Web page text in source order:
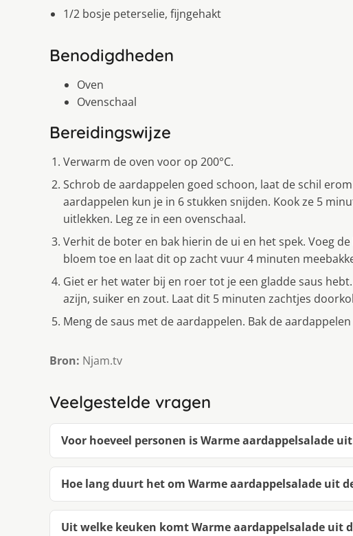
1/2 bosje peterselie, fijngehakt
Benodigdheden
Oven
Ovenschaal
Bereidingswijze
Verwarm de oven voor op 200°C.
Schrob de aardappelen goed schoon, laat de schil
aardappelen kun je in 6 stukken snijden. Kook ze 5
uitlekken. Leg ze in een ovenschaal.
Verhit de boter en bak hierin de ui en het spek. Voeg
bloem toe en laat dit op zacht vuur 4 minuten
Giet er het water bij en roer tot je een gladde saus
azijn, suiker en zout. Laat dit 5 minuten zachtjes
Meng de saus met de aardappelen. Bak de
Bron: Njam.tv
Veelgestelde vragen
Voor hoeveel personen is Warme aardappelsalade
Hoe lang duurt het om Warme aardappelsalade uit
Uit welke keuken komt Warme aardappelsalade uit